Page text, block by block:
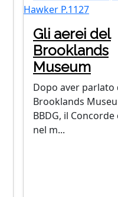
Gli aerei del
Brooklands
Museum
Dopo aver parlato
Brooklands
BBDG, il
nel m...